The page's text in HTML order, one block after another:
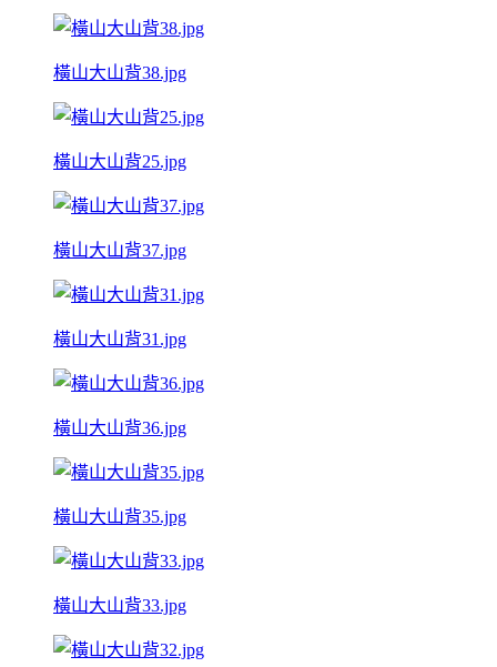
橫山大山背38.jpg
橫山大山背25.jpg
橫山大山背37.jpg
橫山大山背31.jpg
橫山大山背36.jpg
橫山大山背35.jpg
橫山大山背33.jpg